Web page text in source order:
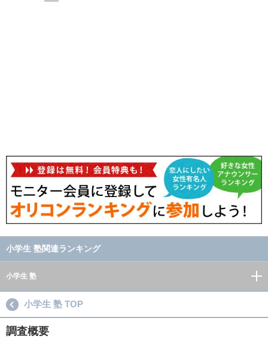
小学生 塾関連ランキング
小学生 塾
小学生 塾 TOP
調査概要